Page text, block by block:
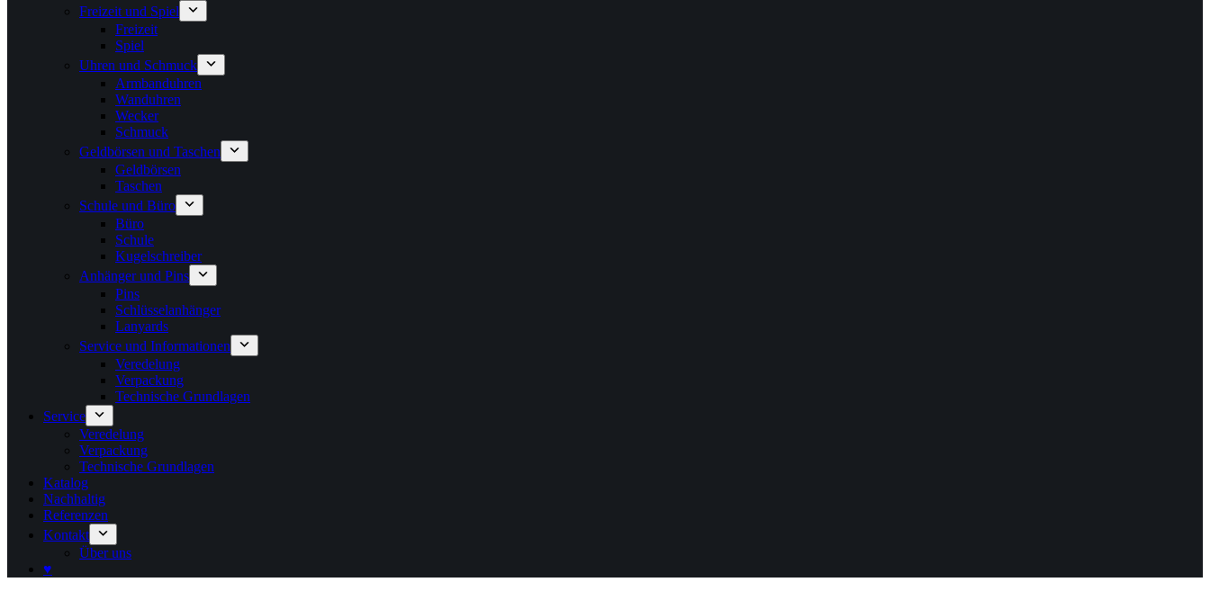
Freizeit und Spiel
Freizeit
Spiel
Uhren und Schmuck
Armbanduhren
Wanduhren
Wecker
Schmuck
Geldbörsen und Taschen
Geldbörsen
Taschen
Schule und Büro
Büro
Schule
Kugelschreiber
Anhänger und Pins
Pins
Schlüsselanhänger
Lanyards
Service und Informationen
Veredelung
Verpackung
Technische Grundlagen
Service
Veredelung
Verpackung
Technische Grundlagen
Katalog
Nachhaltig
Referenzen
Kontakt
Über uns
♥